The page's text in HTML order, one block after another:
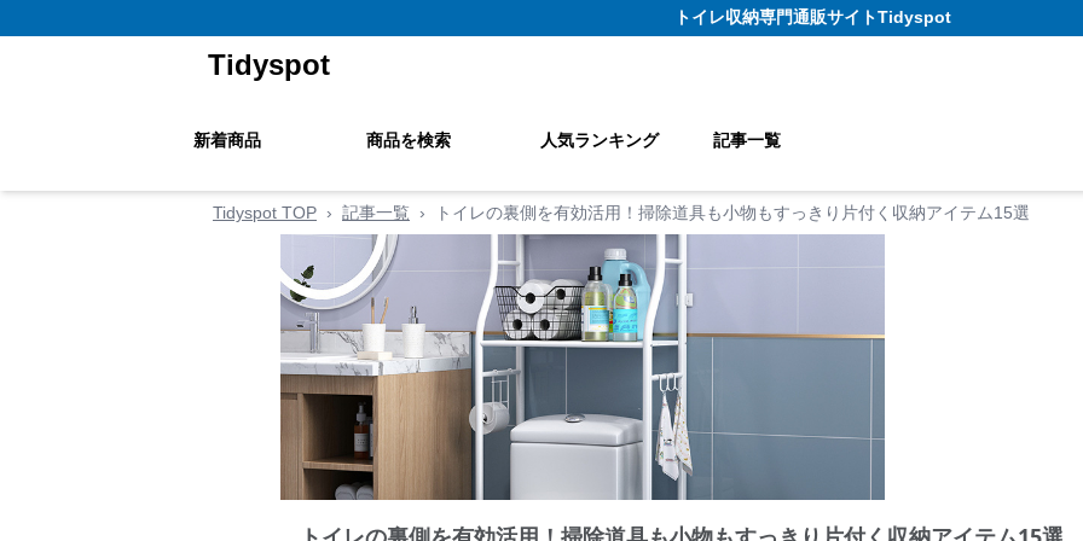
トイレ収納専門通販サイトTidyspot
Tidyspot
新着商品 商品を検索 人気ランキング 記事一覧
Tidyspot TOP › 記事一覧 › トイレの裏側を有効活用！掃除道具も小物もすっきり片付く収納アイテム15選